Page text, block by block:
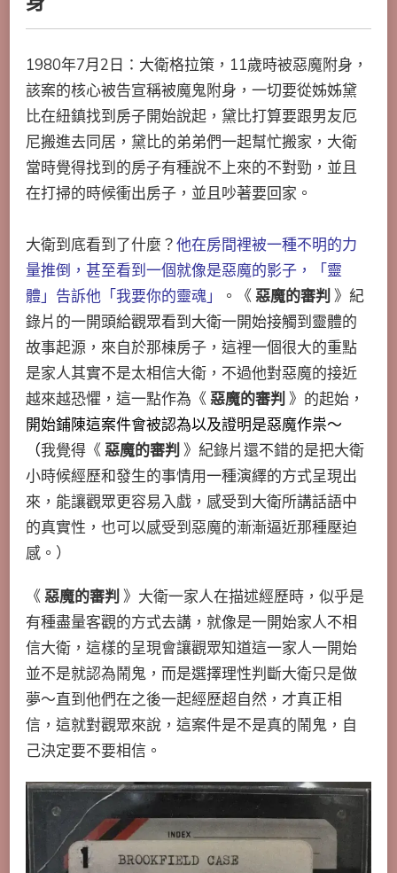
1980年7月2日：大衛格拉策，11歲時被惡魔附身，
該案的核心被告宣稱被魔鬼附身，一切要從姊姊黛
比在紐鎮找到房子開始說起，黛比打算要跟男友厄
尼搬進去同居，黛比的弟弟們一起幫忙搬家，大衛
當時覺得找到的房子有種說不上來的不對勁，並且
在打掃的時候衝出房子，並且吵著要回家。
大衛到底看到了什麼？他在房間裡被一種不明的力
量推倒，甚至看到一個就像是惡魔的影子，「靈
體」告訴他「我要你的靈魂」
。《 惡魔的審判 》紀
錄片的一開頭給觀眾看到大衛一開始接觸到靈體的
故事起源，來自於那棟房子，這裡一個很大的重點
是家人其實不是太相信大衛，不過他對惡魔的接近
越來越恐懼，這一點作為《 惡魔的審判 》的起始，
開始鋪陳這案件會被認為以及證明是惡魔作祟～
（我覺得《 惡魔的審判 》紀錄片還不錯的是把大衛
小時候經歷和發生的事情用一種演繹的方式呈現出
來，能讓觀眾更容易入戲，感受到大衛所講話語中
的真實性，也可以感受到惡魔的漸漸逼近那種壓迫
感。）
《 惡魔的審判 》大衛一家人在描述經歷時，似乎是
有種盡量客觀的方式去講，就像是一開始家人不相
信大衛，這樣的呈現會讓觀眾知道這一家人一開始
並不是就認為鬧鬼，而是選擇理性判斷大衛只是做
夢～直到他們在之後一起經歷超自然，才真正相
信，這就對觀眾來說，這案件是不是真的鬧鬼，自
己決定要不要相信。